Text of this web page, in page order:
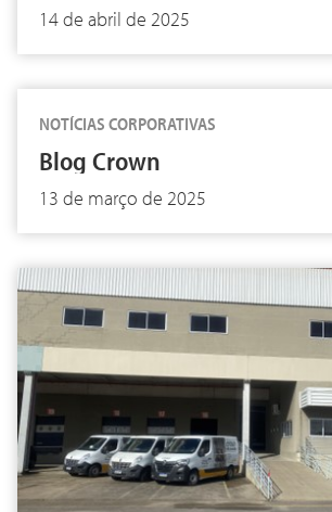
14 de abril de 2025
NOTÍCIAS CORPORATIVAS
Blog Crown
13 de março de 2025